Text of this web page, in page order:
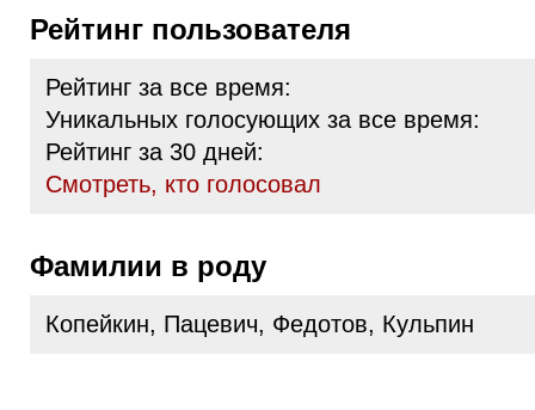
Рейтинг пользователя
Рейтинг за все время:
Уникальных голосующих за все время:
Рейтинг за 30 дней:
Cмотреть, кто голосовал
Фамилии в роду
Копейкин, Пацевич, Федотов, Кульпин